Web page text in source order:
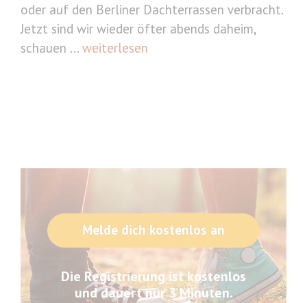
oder auf den Berliner Dachterrassen verbracht.
Jetzt sind wir wieder öfter abends daheim,
schauen ... weiterlesen
Melde dich kostenlos an
Die Registrierung ist kostenlos
und dauert nur 3 Minuten.